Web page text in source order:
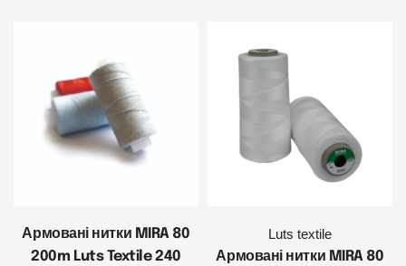
Армовані нитки MIRA 80
200m Luts Textile 240
Luts textile
Армовані нитки MIRA 80